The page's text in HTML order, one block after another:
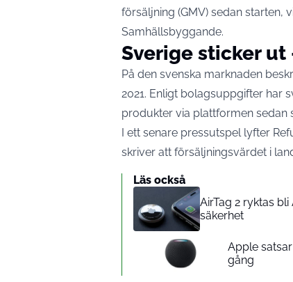
försäljning (GMV) sedan starten,
Samhällsbyggande.
Sverige sticker ut
På den svenska marknaden
2021. Enligt bolagsuppgifter har
produkter via plattformen sedan
I ett senare pressutspel lyfter
skriver att försäljningsvärdet i
Läs också
AirTag 2 ryktas
säkerhet
Apple
gång